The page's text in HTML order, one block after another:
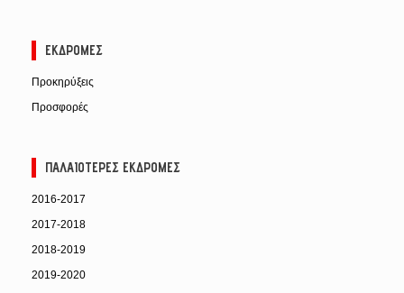
ΕΚΔΡΟΜΈΣ
Προκηρύξεις
Προσφορές
ΠΑΛΑΙΌΤΕΡΕΣ ΕΚΔΡΟΜΈΣ
2016-2017
2017-2018
2018-2019
2019-2020